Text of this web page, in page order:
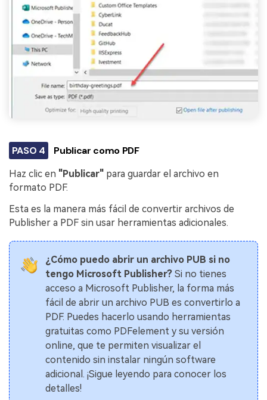
PASO 4 Publicar como PDF
Haz clic en "Publicar" para guardar el archivo en
formato PDF.
Esta es la manera más fácil de convertir archivos de
Publisher a PDF sin usar herramientas adicionales.
¿Cómo puedo abrir un archivo PUB si no
tengo Microsoft Publisher?Si no tienes
acceso a Microsoft Publisher, la forma más
fácil de abrir un archivo PUB es convertirlo a
PDF. Puedes hacerlo usando herramientas
gratuitas como PDFelement y su versión
online, que te permiten visualizar el
contenido sin instalar ningún software
adicional. ¡Sigue leyendo para conocer los
detalles!